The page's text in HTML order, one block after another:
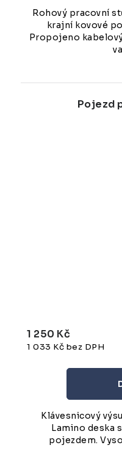
Rohový pracovní
krajní kovové
Propojeno
Pojezd
1 033 Kč bez DPH
1 250 Kč
Klávesnicový
Lamino deska
pojezdem.